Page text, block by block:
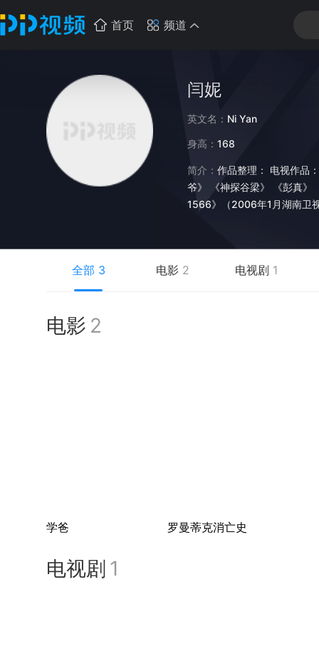
首页 频道
闫妮
英文名： Ni Yan
身高： 168
简介： 作品整理： 电视作品
爷》 《神探谷梁》 《彭真》
1566》（2006年1月湖南卫
歌》 获奖情况： 因主演小品
全部 3 电影 2 电视剧 1
电影 2
学爸 罗曼蒂克消亡史
电视剧 1